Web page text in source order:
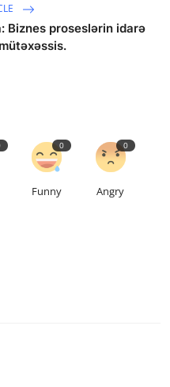
Biznes proseslərin idarə
0
Funny
0
Angry